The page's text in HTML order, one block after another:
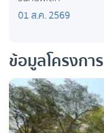
01 ส.ค. 2569
ข้อมูลโครงการ